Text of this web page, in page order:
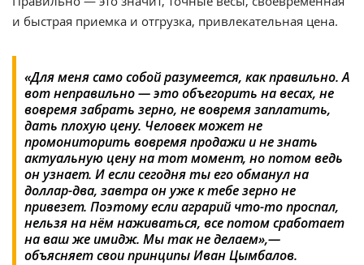
и быстрая приемка и отгрузка, привлекательная цена.
«Для меня само собой разумеется, как правильно. А
вот неправильно — это объегорить на весах, не
вовремя забрать зерно, не вовремя заплатить,
дать плохую цену. Человек может не
промониторить вовремя продажи и не знать
актуальную цену на тот момент, но потом ведь
он узнает. И если сегодня ты его обманул на
доллар-два, завтра он уже к тебе зерно не
привезет. Поэтому если аграрий что-то проспал,
нельзя на нём наживаться, все потом сработает
на ваш же имидж. Мы так не делаем»,—
объясняет свои принципы Иван Цымбалов.